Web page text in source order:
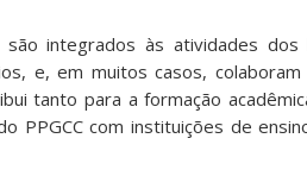
integrados às atividades dos
e, em muitos casos,
tanto para a formação
PPGCC com instituições de